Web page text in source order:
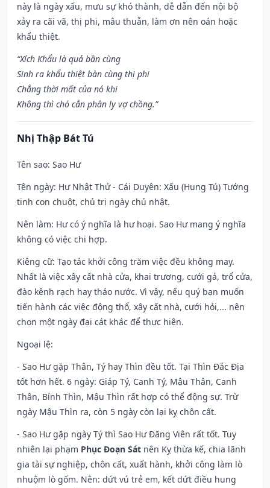
này là ngày xấu, mưu sự khó thành, dễ dẫn đến nội bộ
xảy ra cãi vã, thị phi, mâu thuẫn, làm ơn nên oán hoặc
khẩu thiệt.
“Xích Khẩu là quả bần cùng
Sinh ra khẩu thiệt bàn cùng thị phi
Chẳng thời mất của nó khi
Không thì chó cắn phân ly vợ chồng.”
Nhị Thập Bát Tú
Tên sao: Sao Hư
Tên ngày: Hư Nhật Thử - Cái Duyên: Xấu (Hung Tú) Tướng
tinh con chuột, chủ trị ngày chủ nhật.
Nên làm: Hư có ý nghĩa là hư hoại. Sao Hư mang ý nghĩa
không có việc chi hợp.
Kiêng cữ: Tạo tác khởi công trăm việc đều không may.
Nhất là việc xây cất nhà cửa, khai trương, cưới gả, trổ cửa,
đào kênh rạch hay tháo nước. Vì vậy, nếu quý bạn muốn
tiến hành các việc động thổ, xây cất nhà, cưới hỏi,... nên
chọn một ngày đại cát khác để thực hiện.
Ngoại lệ:
- Sao Hư gặp Thân, Tý hay Thìn đều tốt. Tại Thìn Đắc Địa
tốt hơn hết. 6 ngày: Giáp Tý, Canh Tý, Mậu Thân, Canh
Thân, Bính Thìn, Mậu Thìn rất hợp có thể động sự. Trừ
ngày Mậu Thìn ra, còn 5 ngày còn lại kỵ chôn cất.
- Sao Hư gặp ngày Tý thì Sao Hư Đăng Viên rất tốt. Tuy
nhiên lại phạm Phục Đoạn Sát nên Kỵ thừa kế, chia lãnh
gia tài sự nghiệp, chôn cất, xuất hành, khởi công làm lò
nhuộm lò gốm. Nên: dứt vú trẻ em, kết dứt điều hung